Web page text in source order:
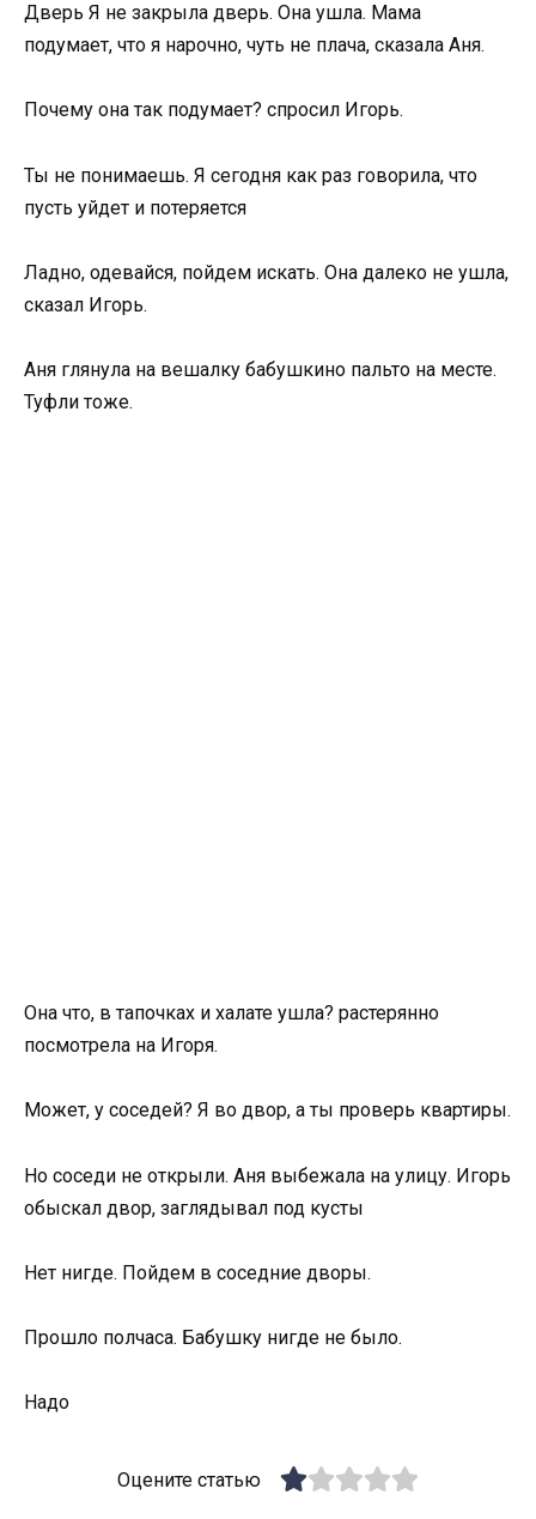
Дверь Я не закрыла дверь. Она ушла. Мама
подумает, что я нарочно, чуть не плача, сказала Аня.
Почему она так подумает? спросил Игорь.
Ты не понимаешь. Я сегодня как раз говорила, что
пусть уйдет и потеряется
Ладно, одевайся, пойдем искать. Она далеко не ушла,
сказал Игорь.
Аня глянула на вешалку бабушкино пальто на месте.
Туфли тоже.
Она что, в тапочках и халате ушла? растерянно
посмотрела на Игоря.
Может, у соседей? Я во двор, а ты проверь квартиры.
Но соседи не открыли. Аня выбежала на улицу. Игорь
обыскал двор, заглядывал под кусты
Нет нигде. Пойдем в соседние дворы.
Прошло полчаса. Бабушку нигде не было.
Надо
Оцените статью